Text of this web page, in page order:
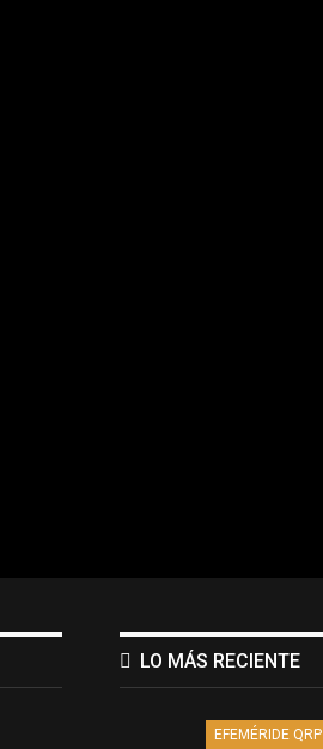
LO MÁS RECIENTE
EFEMÉRIDE QRP